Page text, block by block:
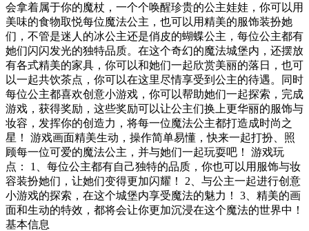
会拿着属于你的魔杖，一个个唤醒珍贵的公主娃娃，你可以用
美味的食物取悦每位魔法公主，也可以用精美的服饰装扮她
们，不管是迷人的冰公主还是俏皮的蝴蝶公主，每位公主都有
她们闪闪发光的独特品质。在这个奇幻的魔法城堡内，还摆放
有各式精美的家具，你可以和她们一起欣赏美丽的落日，也可
以一起共饮茶点，你可以在这里尽情享受到公主的待遇。同时
每位公主都喜欢创意小游戏，你可以帮助她们一起探索，完成
游戏，获得奖励，这些奖励可以让公主们换上更华丽的服饰与
妆容，发挥你的创造力，将每一位魔法公主都打造成时尚之
星！ 游戏画面精美生动，操作简单易懂，快来一起打扮、照
顾每一位可爱的魔法公主，并与她们一起玩耍吧！ 游戏玩
点： 1、每位公主都有自己独特的品质，你也可以用服饰与妆
容装扮她们，让她们变得更加闪耀！ 2、与公主一起进行创意
小游戏的探索，在这个城堡内享受魔法的魅力！ 3、精美的画
面和生动的特效，都将会让你更加沉浸在这个魔法的世界中！
基本信息